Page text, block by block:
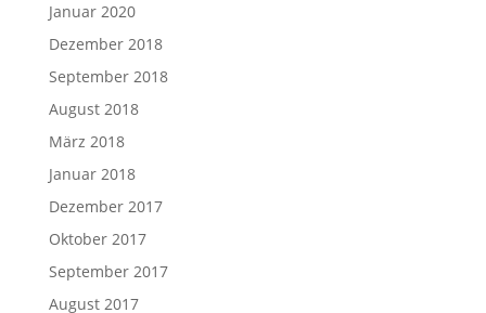
Januar 2020
Dezember 2018
September 2018
August 2018
März 2018
Januar 2018
Dezember 2017
Oktober 2017
September 2017
August 2017